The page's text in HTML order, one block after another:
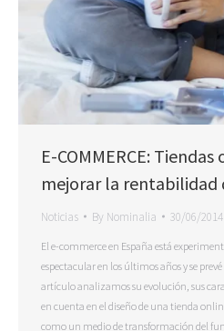
E-COMMERCE:
mejorar la rentabilidad
Noticias By Nominalia 30/06/2014
El e-commerce en España está
espectacular en los últimos años y se
artículo analizamos su evolución, sus
en cuenta en el diseño de una tienda
como un medio de transformación del